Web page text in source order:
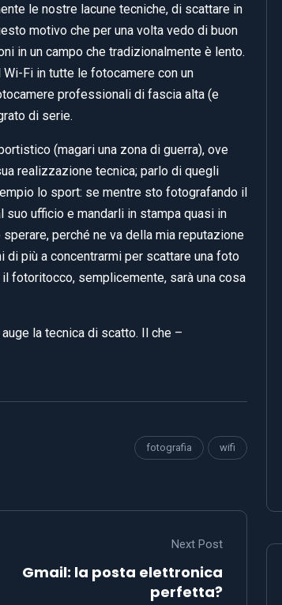
le nostre lacune tecniche, di scattare in
motivo che per una volta vedo di buon
in un campo che tradizionalmente è lento.
Fi in tutte le fotocamere con un
professionali di fascia alta (e
di serie.
(magari una zona di guerra), ove
realizzazione tecnica; parlo di quegli
lo sport: se mentre sto fotografando il
ufficio e mandarli in stampa quasi in
perché ne va della mia reputazione
più a concentrarmi per scattare una foto
il fotoritocco, semplicemente, sarà una cosa
la tecnica di scatto. Il che –
fotografia
wifi
Next Post
Gmail: la posta elettronica
perfetta?